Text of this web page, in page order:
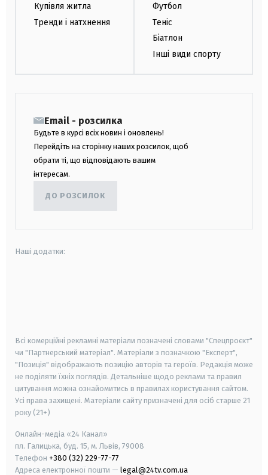
Купівля житла
Тренди і натхнення
Футбол
Теніс
Біатлон
Інші види спорту
Email - розсилка
Будьте в курсі всіх новин і оновлень!
Перейдіть на сторінку наших розсилок, щоб
обрати ті, що відповідають вашим
інтересам.
ДО РОЗСИЛОК
Наші додатки:
Всі комерційні рекламні матеріали позначені словами "Спецпроєкт"
чи "Партнерський матеріал". Матеріали з позначкою "Експерт",
"Позиція" відображають позицію авторів та героїв. Редакція може
не поділяти їхніх поглядів. Детальніше щодо реклами та правил
цитування можна ознайомитись в правилах користування сайтом.
Усі права захищені. Матеріали сайту призначені для осіб старше 21
року (21+)
Онлайн-медіа «24 Канал»
пл. Галицька, буд. 15, м. Львів, 79008
Телефон +380 (32) 229-77-77
Адреса електронної пошти — legal@24tv.com.ua